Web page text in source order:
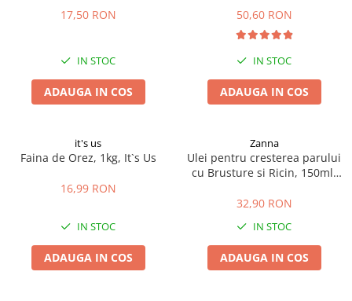
Mama si copilul
Sarcina si alaptare
Cafea verde
Alte produse din Cocos
17,50 RON
IN STOC
ADAUGA IN COS
50,60 RON
IN STOC
ADAUGA IN COS
it's us
Faina de Orez, 1kg, It`s Us
16,99 RON
IN STOC
ADAUGA IN COS
Zanna
Ulei pentru cresterea parului
cu Brusture si Ricin, 150ml,
32,90 RON
IN STOC
ADAUGA IN COS